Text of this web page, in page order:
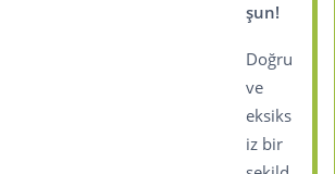
şun!
Doğru
ve
eksiks
iz bir